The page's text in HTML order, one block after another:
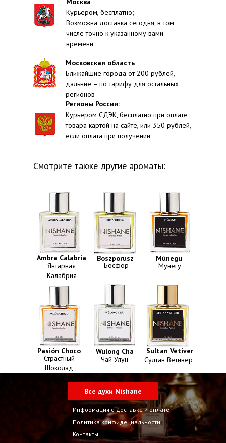
Курьером, бесплатно;
Возможна доставка сегодня, в том
числе точно к указанному вами
времени
Московская область
Ближайшие города от 200 рублей,
дальние – по тарифу для остальных
регионов
Регионы России:
Курьером СДЭК, бесплатно при оплате
товара картой на сайте, или 350 рублей,
если оплата при получении.
Смотрите также другие ароматы:
Ambra Calabria Boszporusz
Múnegu
Янтарная
Калабрия
Босфор Мунегу
Страстный
Шоколад
Pasión Choco
Sultan Vetiver
Султан Ветивер
Wulong Cha
Чай Улун
Информация о доставке и оплате
Политика конфидециальности
Контакты
Все духи Nishane